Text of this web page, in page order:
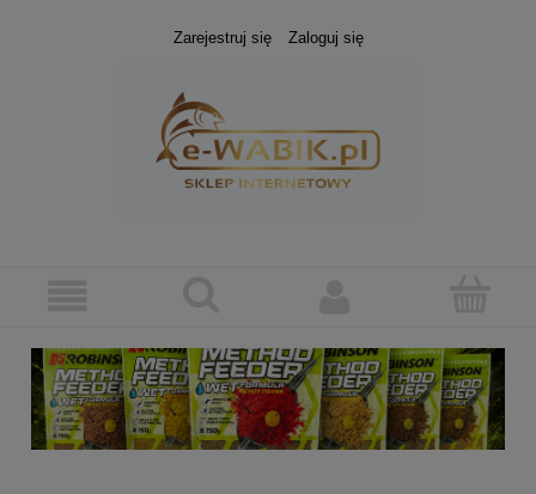
Zarejestruj się Zaloguj się